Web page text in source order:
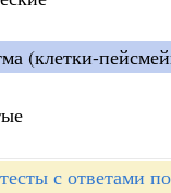
(клетки-
тесты с ответами